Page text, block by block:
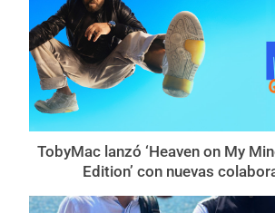
TobyMac lanzó ‘Heaven on My
Edition’ con nuevas